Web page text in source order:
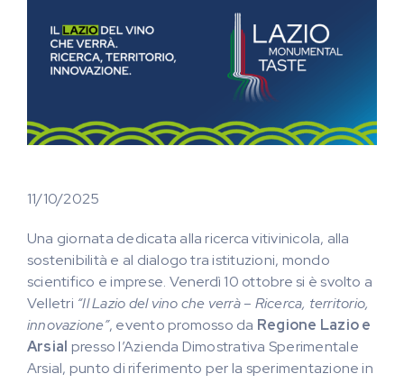
11/10/2025
Una giornata dedicata alla ricerca vitivinicola, alla
sostenibilità e al dialogo tra istituzioni, mondo
scientifico e imprese. Venerdì 10 ottobre si è svolto a
Velletri “Il Lazio del vino che verrà – Ricerca, territorio,
innovazione”, evento promosso da Regione Lazio e
Arsial presso l’Azienda Dimostrativa Sperimentale
Arsial, punto di riferimento per la sperimentazione in